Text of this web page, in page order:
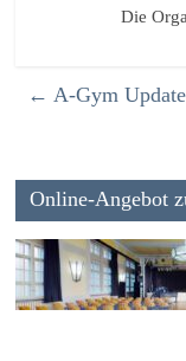
Die
← A-Gym
Online-Angebot